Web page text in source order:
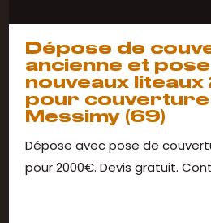
Dépose de
ancienne et
nouveaux
pour couverture
Messimy (69)
Dépose avec pose de
pour 2000€. Devis gratuit.